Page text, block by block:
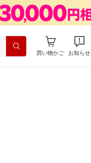
買い物かご お知らせ